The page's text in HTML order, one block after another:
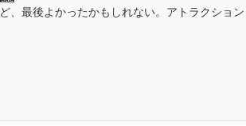
ど、最後よかったかもしれない。アトラクショ